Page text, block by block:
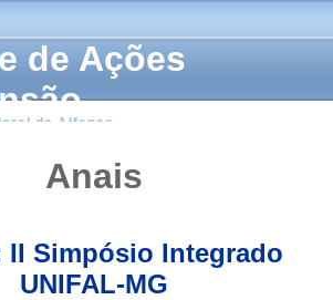
de Ações
de Alfenas
Anais
II Simpósio Integrado
UNIFAL-MG